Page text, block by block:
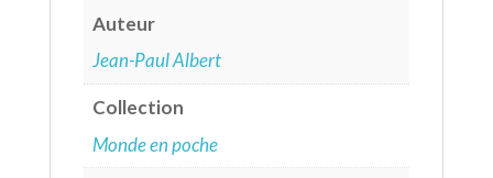
Auteur
Jean-Paul Albert
Collection
Monde en poche